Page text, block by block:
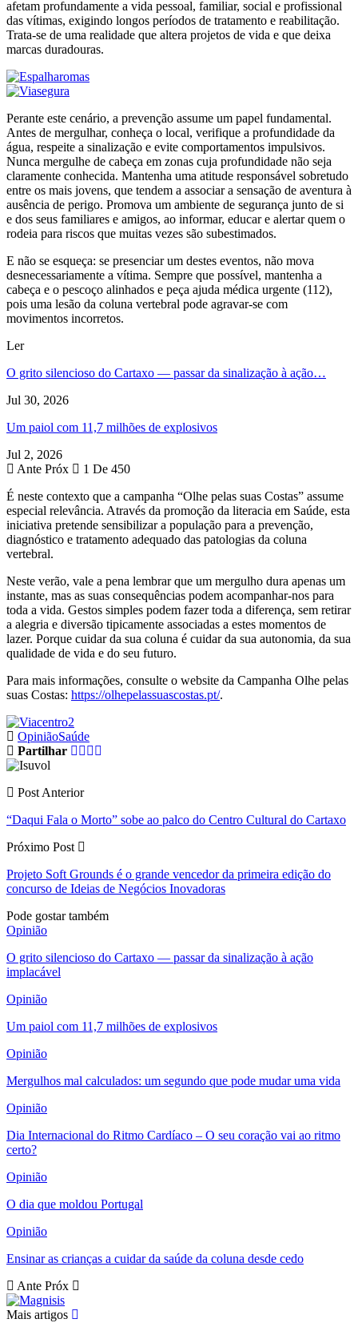
afetam profundamente a vida pessoal, familiar, social e profissional
das vítimas, exigindo longos períodos de tratamento e reabilitação.
Trata-se de uma realidade que altera projetos de vida e que deixa
marcas duradouras.
Perante este cenário, a prevenção assume um papel fundamental.
Antes de mergulhar, conheça o local, verifique a profundidade da
água, respeite a sinalização e evite comportamentos impulsivos.
Nunca mergulhe de cabeça em zonas cuja profundidade não seja
claramente conhecida. Mantenha uma atitude responsável sobretudo
entre os mais jovens, que tendem a associar a sensação de aventura à
ausência de perigo. Promova um ambiente de segurança junto de si
e dos seus familiares e amigos, ao informar, educar e alertar quem o
rodeia para riscos que muitas vezes são subestimados.
E não se esqueça: se presenciar um destes eventos, não mova
desnecessariamente a vítima. Sempre que possível, mantenha a
cabeça e o pescoço alinhados e peça ajuda médica urgente (112),
pois uma lesão da coluna vertebral pode agravar-se com
movimentos incorretos.
Ler
O grito silencioso do Cartaxo — passar da sinalização à ação…
Jul 30, 2026
Um paiol com 11,7 milhões de explosivos
Jul 2, 2026
Ante Próx
1 De 450
É neste contexto que a campanha “Olhe pelas suas Costas” assume
especial relevância. Através da promoção da literacia em Saúde, esta
iniciativa pretende sensibilizar a população para a prevenção,
diagnóstico e tratamento adequado das patologias da coluna
vertebral.
Neste verão, vale a pena lembrar que um mergulho dura apenas um
instante, mas as suas consequências podem acompanhar-nos para
toda a vida. Gestos simples podem fazer toda a diferença, sem retirar
a alegria e diversão tipicamente associadas a estes momentos de
lazer. Porque cuidar da sua coluna é cuidar da sua autonomia, da sua
qualidade de vida e do seu futuro.
Para mais informações, consulte o website da Campanha Olhe pelas
suas Costas: https://olhepelassuascostas.pt/.
OpiniãoSaúde
Partilhar
Post Anterior
“Daqui Fala o Morto” sobe ao palco do Centro Cultural do Cartaxo
Próximo Post
Projeto Soft Grounds é o grande vencedor da primeira edição do
concurso de Ideias de Negócios Inovadoras
Pode gostar também
Opinião
O grito silencioso do Cartaxo — passar da sinalização à ação
implacável
Opinião
Um paiol com 11,7 milhões de explosivos
Opinião
Mergulhos mal calculados: um segundo que pode mudar uma vida
Opinião
Dia Internacional do Ritmo Cardíaco – O seu coração vai ao ritmo
certo?
Opinião
O dia que moldou Portugal
Opinião
Ensinar as crianças a cuidar da saúde da coluna desde cedo
Ante Próx
Mais artigos